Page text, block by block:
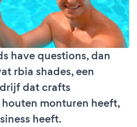
have questions, dan
rbia shades, een
dat crafts
monturen heeft,
heeft.